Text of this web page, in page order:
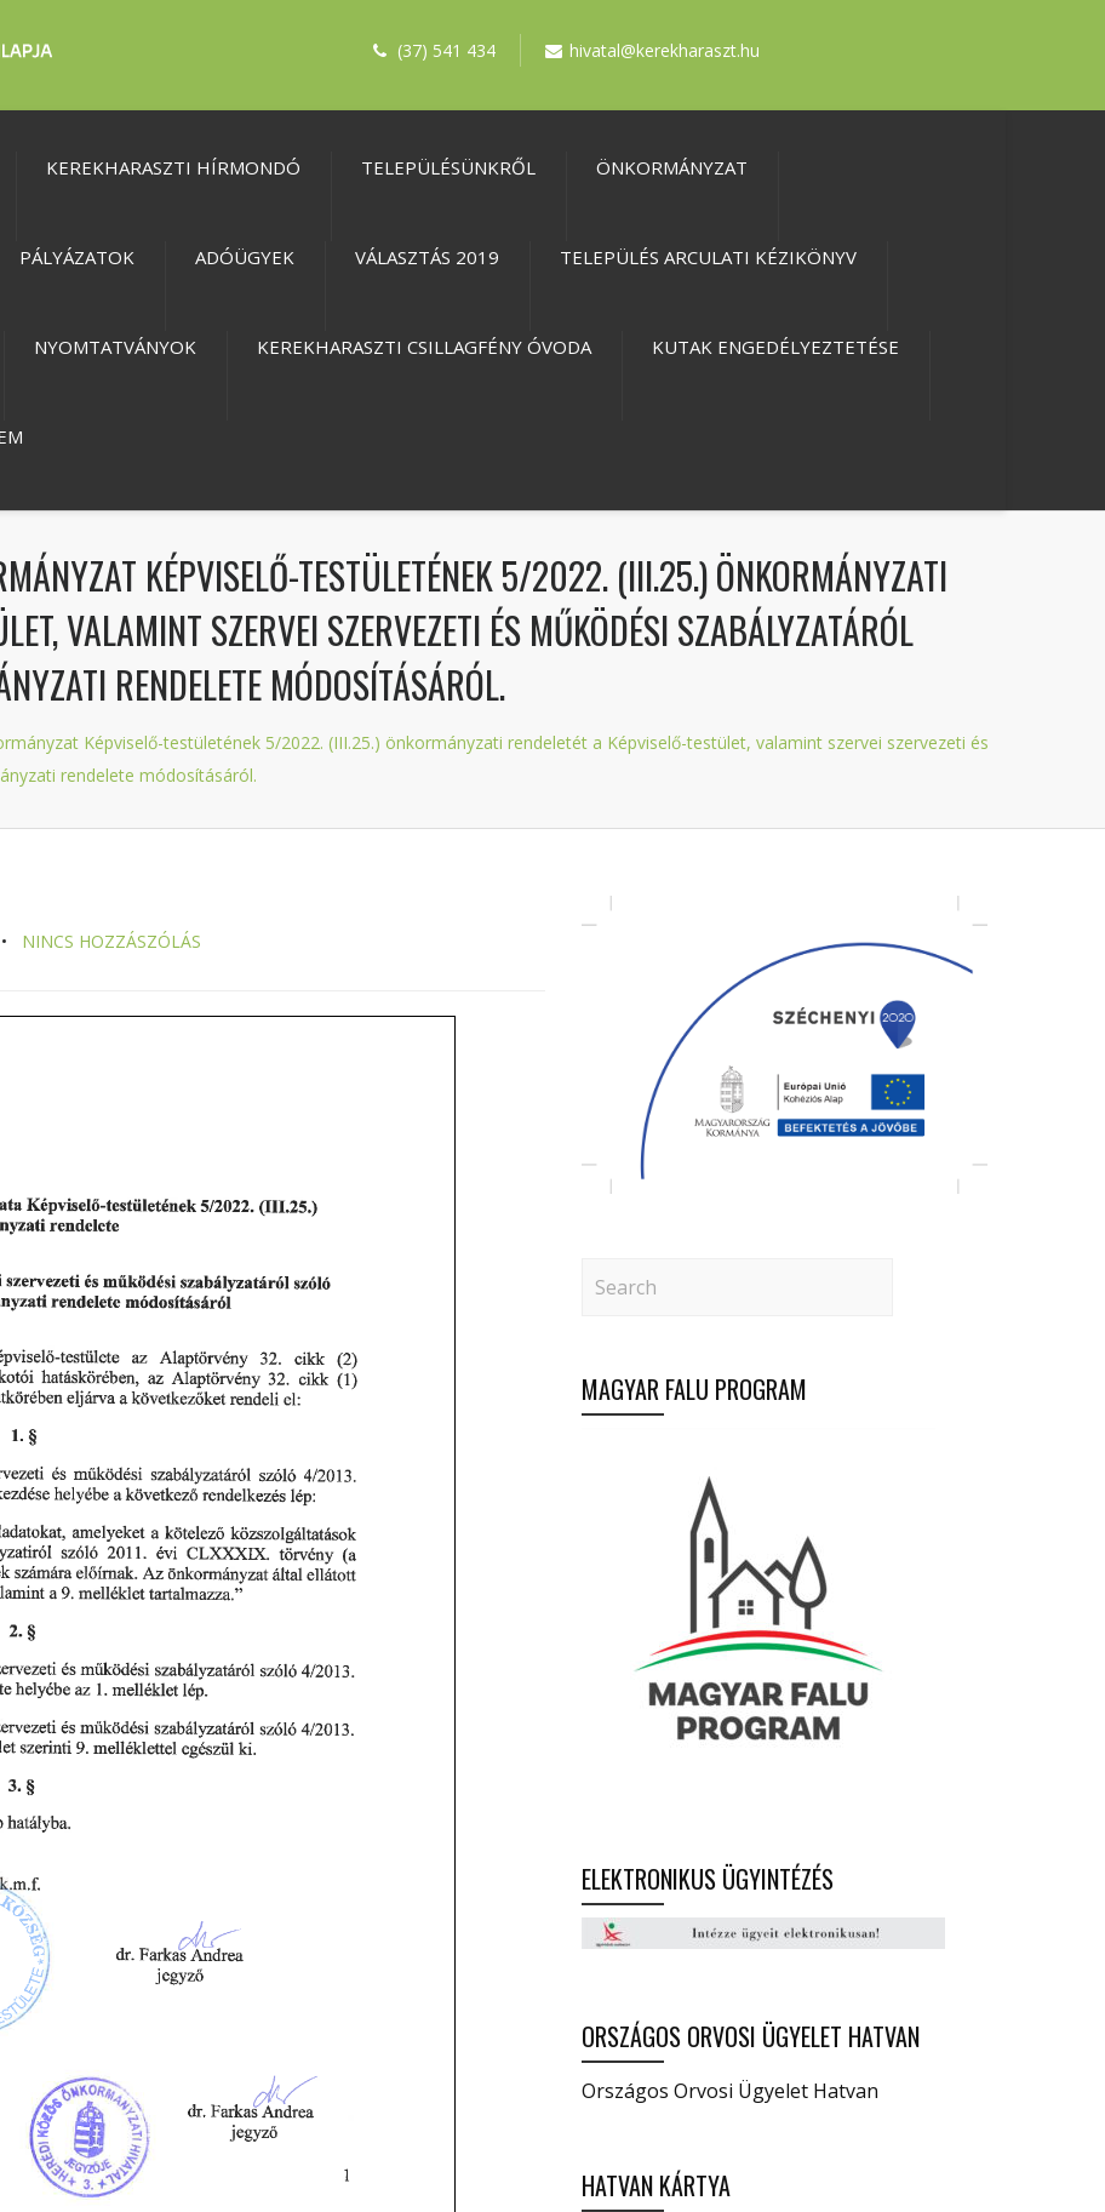
(37) 541 434 hivatal@kerekharaszt.hu
KEREKHARASZTI HÍRMONDÓ TELEPÜLÉSÜNKRŐL ÖNKORMÁNYZAT
PÁLYÁZATOK ADÓÜGYEK VÁLASZTÁS 2019 TELEPÜLÉS ARCULATI KÉZIKÖNYV
NYOMTATVÁNYOK KEREKHARASZTI CSILLAGFÉNY ÓVODA KUTAK ENGEDÉLYEZTETÉSE
KÉPVISELŐ-TESTÜLETÉNEK 5/2022. (III.25.) ÖNKORMÁNYZATI
VALAMINT SZERVEI SZERVEZETI ÉS MŰKÖDÉSI SZABÁLYZATÁRÓL
RENDELETE MÓDOSÍTÁSÁRÓL.
Képviselő-testületének 5/2022. (III.25.) önkormányzati rendeletét a Képviselő-testület, valamint szervei szervezeti és
rendelete módosításáról.
NINCS HOZZÁSZÓLÁS
MAGYAR FALU PROGRAM
ELEKTRONIKUS ÜGYINTÉZÉS
ORSZÁGOS ORVOSI ÜGYELET HATVAN
Országos Orvosi Ügyelet Hatvan
HATVAN KÁRTYA